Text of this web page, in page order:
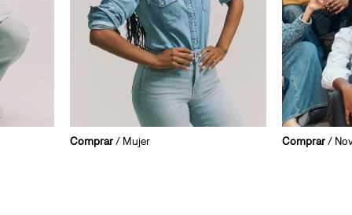
Comprar/ Mujer Comprar/